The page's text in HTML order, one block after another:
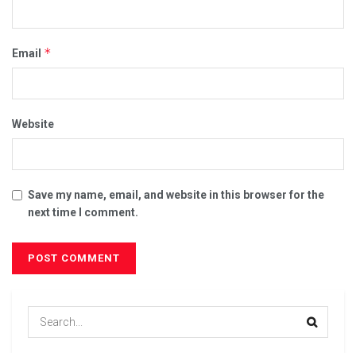
Email *
Website
Save my name, email, and website in this browser for the
next time I comment.